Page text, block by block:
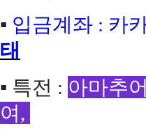
▪ 입금계좌 : 카
태
▪ 특전 : 아마추
여,